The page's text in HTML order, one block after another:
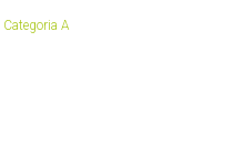
Categoria A